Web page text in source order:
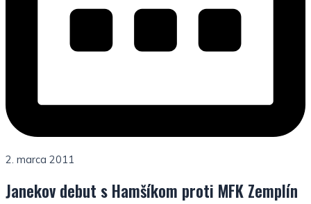
2. marca 2011
Janekov debut s Hamšíkom proti MFK Zemplín